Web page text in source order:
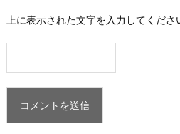
上に表示された文字を入力してくださ